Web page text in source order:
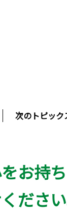
次のトピック
お持
ださい